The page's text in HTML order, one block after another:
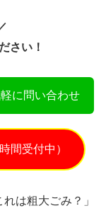
さい！
に問い合わせ
間受付中）
は粗大ごみ？」